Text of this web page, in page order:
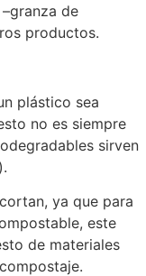
de
productos.
plástico sea
no es siempre
sirven
ya que para
este
de materiales